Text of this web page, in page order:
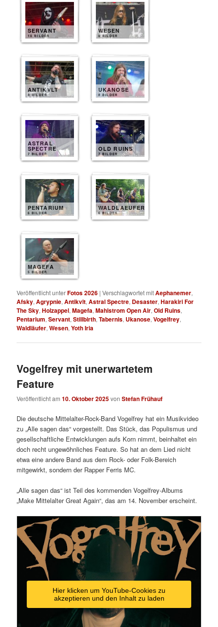
SERVANT
10 BILDER
WESEN
8 BILDER
ANTIKVLT
8 BILDER
UKANOSE
8 BILDER
ASTRAL
SPECTRE
7 BILDER
OLD RUINS
7 BILDER
PENTARIUM
6 BILDER
WALDLAEUFER
6 BILDER
MAGEFA
5 BILDER
Veröffentlicht unterFotos 2026 |Verschlagwortet mitAephanemer,
Afsky,Agrypnie,Antikvlt,Astral Spectre, Desaster,Harakiri For
The Sky,Holzappel,Magefa,Mahlstrom Open Air,Old Ruins,
Pentarium,Servant,Stillbirth,Tabernis, Ukanose,Vogelfrey,
Waldläufer,Wesen,Yoth Iria
Vogelfrey mit unerwartetem
Feature
Veröffentlicht am10. Oktober 2025vonStefan Frühauf
Die deutsche Mittelalter-Rock-Band Vogelfrey hat ein Musikvideo
zu „Alle sagen das“ vorgestellt. Das Stück, das Populismus und
gesellschaftliche Entwicklungen aufs Korn nimmt, beinhaltet ein
doch recht ungewöhnliches Feature. So hat an dem Lied nicht
etwa eine andere Band aus dem Rock- oder Folk-Bereich
mitgewirkt, sondern der Rapper Ferris MC.
„Alle sagen das“ ist Teil des kommenden Vogelfrey-Albums
„Make Mittelalter Great Again“, das am 14. November erscheint.
Hier klicken um YouTube-Cookies zu
akzeptieren und den Inhalt zu laden